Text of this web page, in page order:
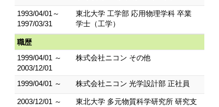
1993/04/01～
1997/03/31
東北大学 工学部 応用物理学科 卒業
学士（工学）
職歴
1999/04/01 ～
2003/12/01
株式会社ニコン その他
1999/04/01 ～ 株式会社ニコン 光学設計部 正社員
2003/12/01 ～
東北大学 多元物質科学研究所 研究支